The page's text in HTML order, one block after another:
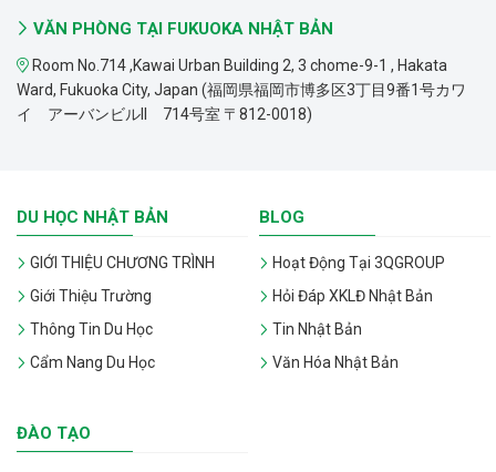
VĂN PHÒNG TẠI FUKUOKA NHẬT BẢN
Room No.714 ,Kawai Urban Building 2, 3 chome-9-1 , Hakata
Ward, Fukuoka City, Japan (福岡県福岡市博多区3丁目9番1号カワ
イ アーバンビルII 714号室 〒812-0018)
DU HỌC NHẬT BẢN
GIỚI THIỆU CHƯƠNG TRÌNH
Giới Thiệu Trường
Thông Tin Du Học
Cẩm Nang Du Học
BLOG
Hoạt Động Tại 3QGROUP
Hỏi Đáp XKLĐ Nhật Bản
Tin Nhật Bản
Văn Hóa Nhật Bản
ĐÀO TẠO